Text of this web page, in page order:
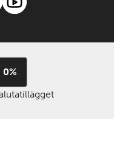
0%